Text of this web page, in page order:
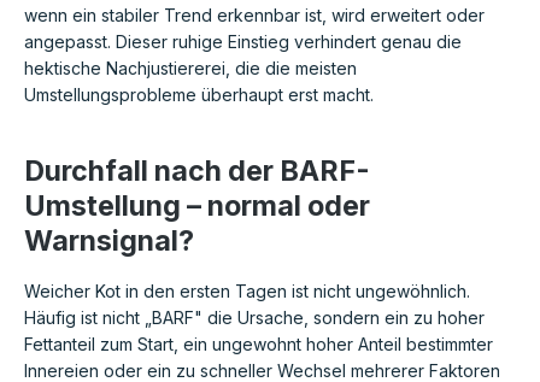
wenn ein stabiler Trend erkennbar ist, wird erweitert oder
angepasst. Dieser ruhige Einstieg verhindert genau die
hektische Nachjustiererei, die die meisten
Umstellungsprobleme überhaupt erst macht.
Durchfall nach der BARF-
Umstellung – normal oder
Warnsignal?
Weicher Kot in den ersten Tagen ist nicht ungewöhnlich.
Häufig ist nicht „BARF" die Ursache, sondern ein zu hoher
Fettanteil zum Start, ein ungewohnt hoher Anteil bestimmter
Innereien oder ein zu schneller Wechsel mehrerer Faktoren